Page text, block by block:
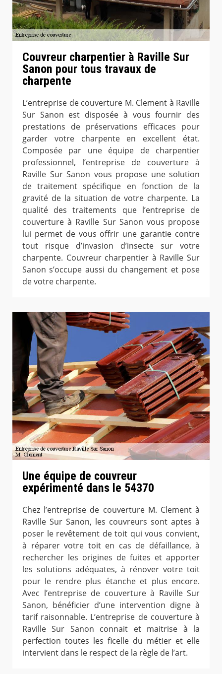
Couvreur charpentier à Raville Sur
Sanon pour tous travaux de
charpente
L’entreprise de couverture M. Clement à Raville
Sur Sanon est disposée à vous fournir des
prestations de préservations efficaces pour
garder votre charpente en excellent état.
Composée par une équipe de charpentier
professionnel, l’entreprise de couverture à
Raville Sur Sanon vous propose une solution
de traitement spécifique en fonction de la
gravité de la situation de votre charpente. La
qualité des traitements que l’entreprise de
couverture à Raville Sur Sanon vous propose
lui permet de vous offrir une garantie contre
tout risque d’invasion d’insecte sur votre
charpente. Couvreur charpentier à Raville Sur
Sanon s’occupe aussi du changement et pose
de votre charpente.
Une équipe de couvreur
expérimenté dans le 54370
Chez l’entreprise de couverture M. Clement à
Raville Sur Sanon, les couvreurs sont aptes à
poser le revêtement de toit qui vous convient,
à réparer votre toit en cas de défaillance, à
rechercher les origines de fuites et apporter
les solutions adéquates, à rénover votre toit
pour le rendre plus étanche et plus encore.
Avec l’entreprise de couverture à Raville Sur
Sanon, bénéficier d’une intervention digne à
tarif raisonnable. L’entreprise de couverture à
Raville Sur Sanon connait et maitrise à la
perfection toutes les ficelle du métier et elle
intervient dans le respect de la règle de l’art.